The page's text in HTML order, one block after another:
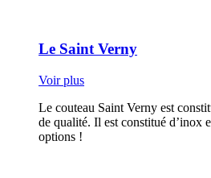
Le Saint Verny
Voir plus
Le couteau Saint Verny est
de qualité. Il est constitué d’inox
options !